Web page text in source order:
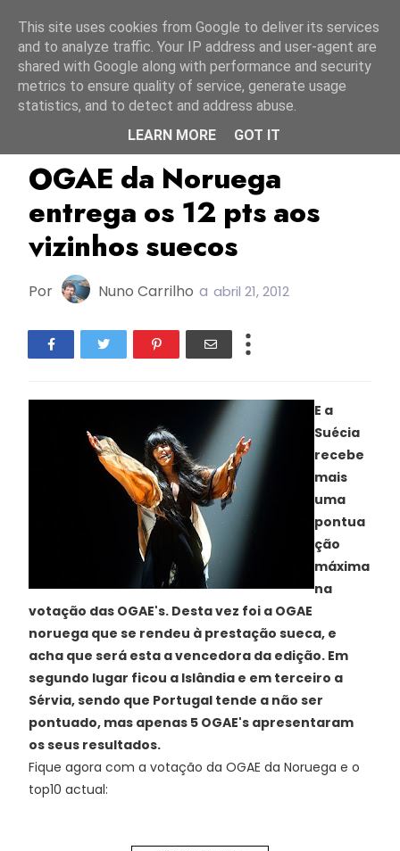
OGAE Suécia
OGAE da Noruega
entrega os 12 pts aos
vizinhos suecos
Por Nuno Carrilho a abril 21, 2012
E a
Suécia
recebe
mais
uma
pontua
ção
máxima
na
votação das OGAE's. Desta vez foi a OGAE
noruega que se rendeu à prestação sueca, e
acha que será esta a vencedora da edição. Em
segundo lugar ficou a Islândia e em terceiro a
Sérvia, sendo que Portugal tende a não ser
pontuado, mas apenas 5 OGAE's apresentaram
os seus resultados.
Fique agora com a votação da OGAE da Noruega e o
top10 actual:
This site uses cookies from Google to deliver its services
and to analyze traffic. Your IP address and user-agent are
shared with Google along with performance and security
metrics to ensure quality of service, generate usage
statistics, and to detect and address abuse.
LEARN MORE
GOT IT